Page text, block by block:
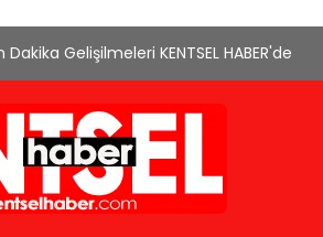
ekranı, mobil uygulama desteği
sayesinde
yönetimini daha kolay,
hale getiriyor. Enerji verimliliğini
yaşam alanlarında teknolojiyi
Gelişilmeleri KENTSEL HABER'de